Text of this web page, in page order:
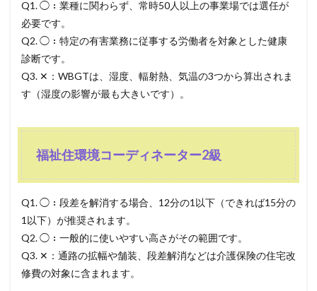
Q1. ◯：業種に関わらず、常時50人以上の事業場では選任が
必要です。
Q2. ◯：特定の有害業務に従事する労働者を対象とした健康
診断です。
Q3. ✕：WBGTは、湿度、輻射熱、気温の3つから算出されま
す（湿度の影響が最も大きいです）。
福祉住環境コーディネーター2級
Q1. ◯：段差を解消する場合、12分の1以下（できれば15分の
1以下）が推奨されます。
Q2. ◯：一般的に使いやすい高さがその範囲です。
Q3. ✕：通路の拡幅や舗装、段差解消などは介護保険の住宅改
修費の対象に含まれます。